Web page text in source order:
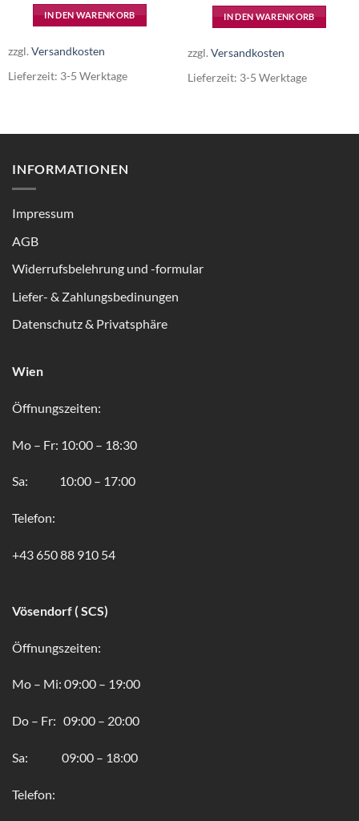
IN DEN WARENKORB
zzgl. Versandkosten
Lieferzeit: 3-5 Werktage
IN DEN WARENKORB
zzgl. Versandkosten
Lieferzeit: 3-5 Werktage
INFORMATIONEN
Impressum
AGB
Widerrufsbelehrung und -formular
Liefer- & Zahlungsbedinungen
Datenschutz & Privatsphäre
Wien
Öffnungszeiten:
Mo – Fr: 10:00 – 18:30
Sa: 10:00 – 17:00
Telefon:
+43 650 88 910 54
Vösendorf ( SCS)
Öffnungszeiten:
Mo – Mi: 09:00 – 19:00
Do – Fr: 09:00 – 20:00
Sa: 09:00 – 18:00
Telefon: